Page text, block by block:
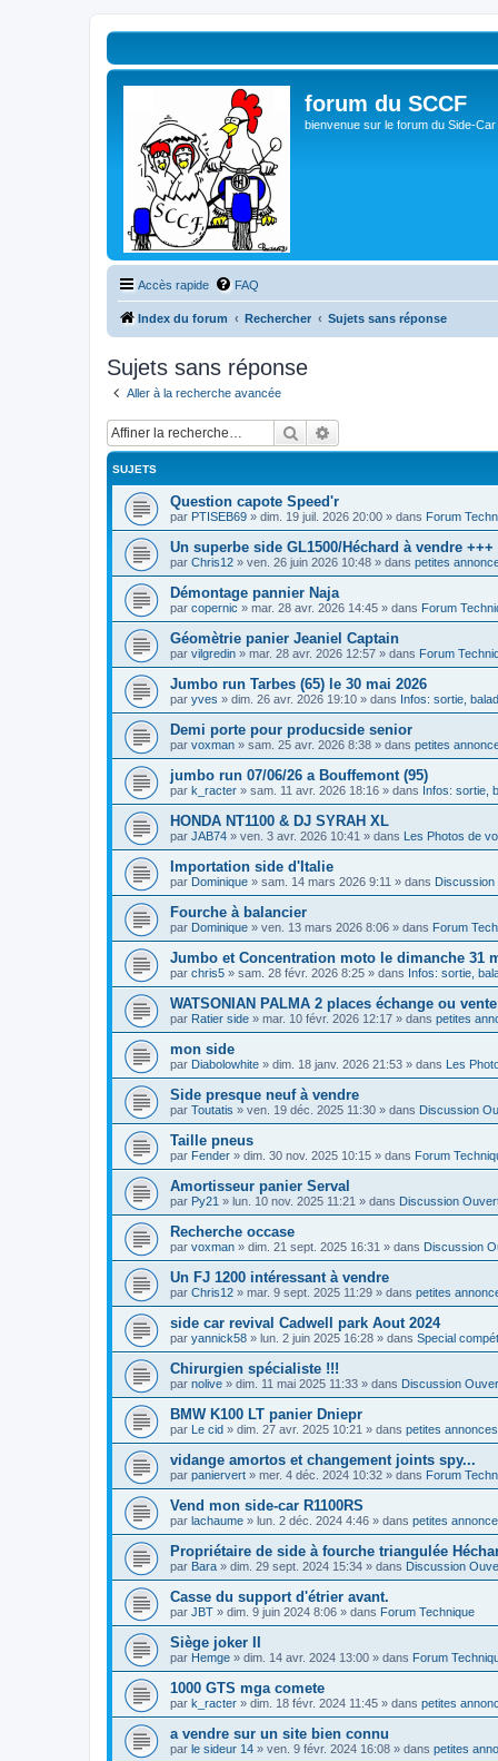
forum du SCCF
bienvenue sur le forum du Side-
Accès rapide FAQ
Index du forum Rechercher Sujets sans réponse
Sujets sans réponse
Aller à la recherche avancée
Rechercher
SUJETS
Question capote Speed'r
par PTISEB69 » dim. 19 juil. 2026 20:00 » dans Forum
Un superbe side GL1500/Héchard à vendre +++
par Chris12 » ven. 26 juin 2026 10:48 » dans petites
Démontage pannier Naja
par copernic » mar. 28 avr. 2026 14:45 » dans Forum
Géomètrie panier Jeaniel Captain
par vilgredin » mar. 28 avr. 2026 12:57 » dans Forum
Jumbo run Tarbes (65) le 30 mai 2026
par yves » dim. 26 avr. 2026 19:10 » dans Infos: sortie,
Demi porte pour producside senior
par voxman » sam. 25 avr. 2026 8:38 » dans petites
jumbo run 07/06/26 a Bouffemont (95)
par k_racter » sam. 11 avr. 2026 18:16 » dans Infos: sortie,
HONDA NT1100 & DJ SYRAH XL
par JAB74 » ven. 3 avr. 2026 10:41 » dans Les Photos de
Importation side d'Italie
par Dominique » sam. 14 mars 2026 9:11 » dans Discussion
Fourche à balancier
par Dominique » ven. 13 mars 2026 8:06 » dans Forum
Jumbo et Concentration moto le dimanche 31
par chris5 » sam. 28 févr. 2026 8:25 » dans Infos: sortie,
WATSONIAN PALMA 2 places échange ou vente
par Ratier side » mar. 10 févr. 2026 12:17 » dans petites
mon side
par Diabolowhite » dim. 18 janv. 2026 21:53 » dans Les
Side presque neuf à vendre
par Toutatis » ven. 19 déc. 2025 11:30 » dans Discussion
Taille pneus
par Fender » dim. 30 nov. 2025 10:15 » dans Forum
Amortisseur panier Serval
par Py21 » lun. 10 nov. 2025 11:21 » dans Discussion
Recherche occase
par voxman » dim. 21 sept. 2025 16:31 » dans Discussion
Un FJ 1200 intéressant à vendre
par Chris12 » mar. 9 sept. 2025 11:29 » dans petites
side car revival Cadwell park Aout 2024
par yannick58 » lun. 2 juin 2025 16:28 » dans Special
Chirurgien spécialiste !!!
par nolive » dim. 11 mai 2025 11:33 » dans Discussion
BMW K100 LT panier Dniepr
par Le cid » dim. 27 avr. 2025 10:21 » dans petites
vidange amortos et changement joints spy...
par paniervert » mer. 4 déc. 2024 10:32 » dans Forum
Vend mon side-car R1100RS
par lachaume » lun. 2 déc. 2024 4:46 » dans petites
Propriétaire de side à fourche triangulée
par Bara » dim. 29 sept. 2024 15:34 » dans Discussion
Casse du support d'étrier avant.
par JBT » dim. 9 juin 2024 8:06 » dans Forum Technique
Siège joker II
par Hemge » dim. 14 avr. 2024 13:00 » dans Forum
1000 GTS mga comete
par k_racter » dim. 18 févr. 2024 11:45 » dans petites
a vendre sur un site bien connu
par le sideur 14 » ven. 9 févr. 2024 16:08 » dans petites